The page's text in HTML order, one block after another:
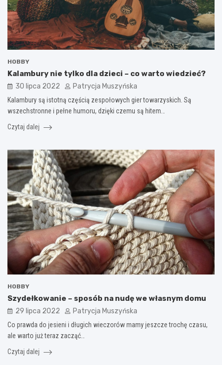
HOBBY
Kalambury nie tylko dla dzieci – co warto wiedzieć?
30 lipca 2022 Patrycja Muszyńska
Kalambury są istotną częścią zespołowych gier towarzyskich. Są
wszechstronne i pełne humoru, dzięki czemu są hitem…
Czytaj dalej
HOBBY
Szydełkowanie – sposób na nudę we własnym domu
29 lipca 2022 Patrycja Muszyńska
Co prawda do jesieni i długich wieczorów mamy jeszcze trochę czasu,
ale warto już teraz zacząć…
Czytaj dalej